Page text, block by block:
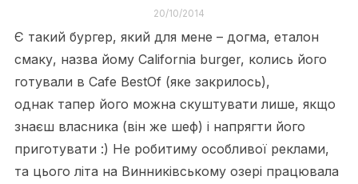
20/10/2014
Є такий бургер, який для мене – догма, еталон
смаку, назва йому California burger, колись його
готували в Cafe BestOf (яке закрилось),
однак тапер його можна скуштувати лише, якщо
знаєш власника (він же шеф) і напрягти його
приготувати :) Не робитиму особливої реклами,
та цього літа на Винниківському озері працювала